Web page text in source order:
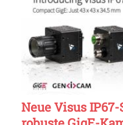
Neue Visus